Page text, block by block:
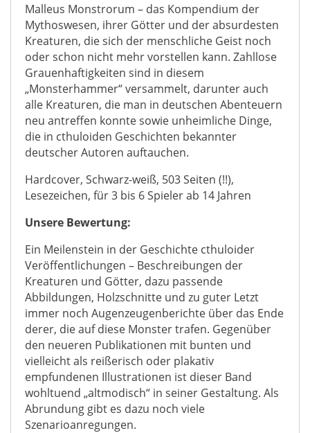
Malleus Monstrorum – das Kompendium der
Mythoswesen, ihrer Götter und der absurdesten
Kreaturen, die sich der menschliche Geist noch
oder schon nicht mehr vorstellen kann. Zahllose
Grauenhaftigkeiten sind in diesem
„Monsterhammer“ versammelt, darunter auch
alle Kreaturen, die man in deutschen Abenteuern
neu antreffen konnte sowie unheimliche Dinge,
die in cthuloiden Geschichten bekannter
deutscher Autoren auftauchen.
Hardcover, Schwarz-weiß, 503 Seiten (!!),
Lesezeichen, für 3 bis 6 Spieler ab 14 Jahren
Unsere Bewertung:
Ein Meilenstein in der Geschichte cthuloider
Veröffentlichungen – Beschreibungen der
Kreaturen und Götter, dazu passende
Abbildungen, Holzschnitte und zu guter Letzt
immer noch Augenzeugenberichte über das Ende
derer, die auf diese Monster trafen. Gegenüber
den neueren Publikationen mit bunten und
vielleicht als reißerisch oder plakativ
empfundenen Illustrationen ist dieser Band
wohltuend „altmodisch“ in seiner Gestaltung. Als
Abrundung gibt es dazu noch viele
Szenarioanregungen.